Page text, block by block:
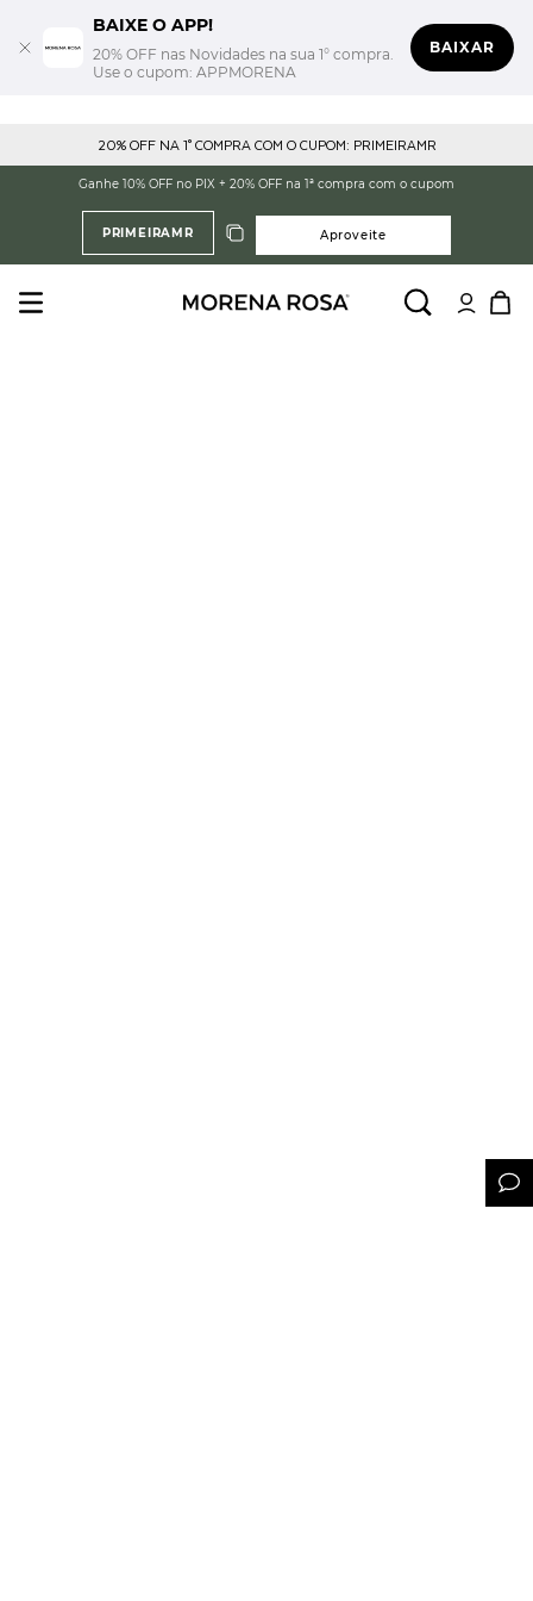
BAIXE O APP!
20% OFF nas Novidades na sua 1° compra.
Use o cupom: APPMORENA
BAIXAR
20% OFF NA 1° COMPRA COM O CUPOM: PRIMEIRAMR
Ganhe 10% OFF no PIX + 20% OFF na 1ª compra com o cupom
PRIMEIRAMR Aproveite